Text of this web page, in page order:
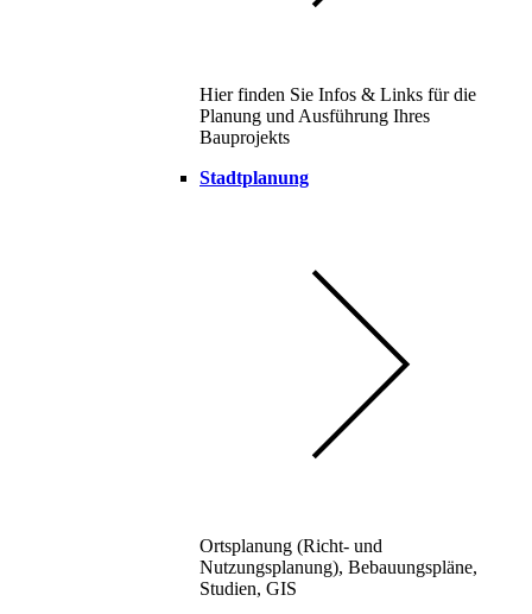
Hier finden Sie Infos & Links für die
Planung und Ausführung Ihres
Bauprojekts
Stadtplanung
Ortsplanung (Richt- und
Nutzungsplanung), Bebauungspläne,
Studien, GIS